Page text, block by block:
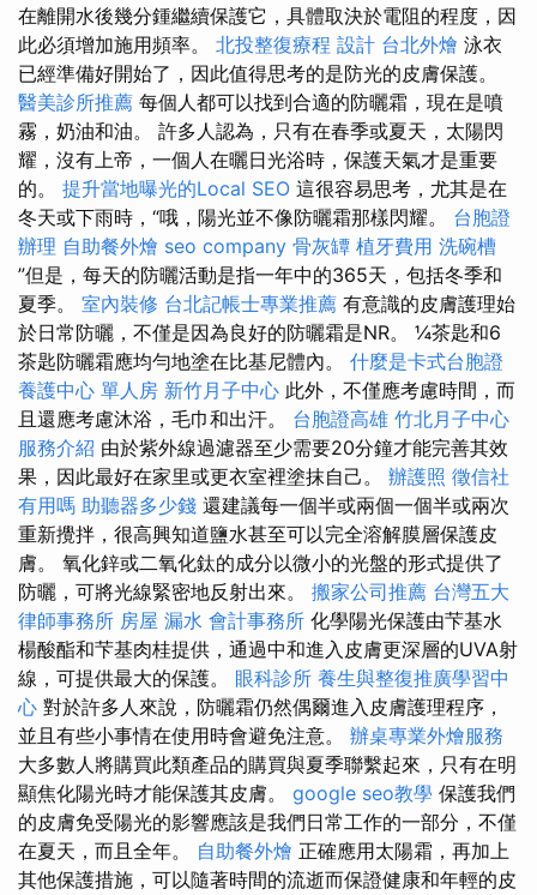
在離開水後幾分鍾繼續保護它，具體取決於電阻的程度，因
此必須增加施用頻率。 北投整復療程 設計 台北外燴 泳衣
已經準備好開始了，因此值得思考的是防光的皮膚保護。
醫美診所推薦 每個人都可以找到合適的防曬霜，現在是噴
霧，奶油和油。 許多人認為，只有在春季或夏天，太陽閃
耀，沒有上帝，一個人在曬日光浴時，保護天氣才是重要
的。 提升當地曝光的Local SEO 這很容易思考，尤其是在
冬天或下雨時，“哦，陽光並不像防曬霜那樣閃耀。 台胞證
辦理 自助餐外燴 seo company 骨灰罈 植牙費用 洗碗槽
”但是，每天的防曬活動是指一年中的365天，包括冬季和
夏季。 室內裝修 台北記帳士專業推薦 有意識的皮膚護理始
於日常防曬，不僅是因為良好的防曬霜是NR。 ¼茶匙和6
茶匙防曬霜應均勻地塗在比基尼體內。 什麼是卡式台胞證
養護中心 單人房 新竹月子中心 此外，不僅應考慮時間，而
且還應考慮沐浴，毛巾和出汗。 台胞證高雄 竹北月子中心
服務介紹 由於紫外線過濾器至少需要20分鐘才能完善其效
果，因此最好在家里或更衣室裡塗抹自己。 辦護照 徵信社
有用嗎 助聽器多少錢 還建議每一個半或兩個一個半或兩次
重新攪拌，很高興知道鹽水甚至可以完全溶解膜層保護皮
膚。 氧化鋅或二氧化鈦的成分以微小的光盤的形式提供了
防曬，可將光線緊密地反射出來。 搬家公司推薦 台灣五大
律師事務所 房屋 漏水 會計事務所 化學陽光保護由芐基水
楊酸酯和芐基肉桂提供，通過中和進入皮膚更深層的UVA射
線，可提供最大的保護。 眼科診所 養生與整復推廣學習中
心 對於許多人來說，防曬霜仍然偶爾進入皮膚護理程序，
並且有些小事情在使用時會避免注意。 辦桌專業外燴服務
大多數人將購買此類產品的購買與夏季聯繫起來，只有在明
顯焦化陽光時才能保護其皮膚。 google seo教學 保護我們
的皮膚免受陽光的影響應該是我們日常工作的一部分，不僅
在夏天，而且全年。 自助餐外燴 正確應用太陽霜，再加上
其他保護措施，可以隨著時間的流逝而保證健康和年輕的皮